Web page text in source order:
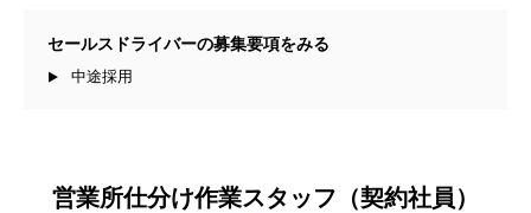
セールスドライバーの募集要項をみる
中途採用
営業所仕分け作業スタッフ（契約社員）